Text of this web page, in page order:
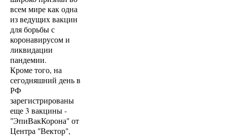
всем мире как одна
из ведущих вакцин
для борьбы с
коронавирусом и
ликвидации
пандемии.
Кроме того, на
сегодняшний день в
РФ
зарегистрированы
еще 3 вакцины -
"ЭпиВакКорона" от
Центра "Вектор",